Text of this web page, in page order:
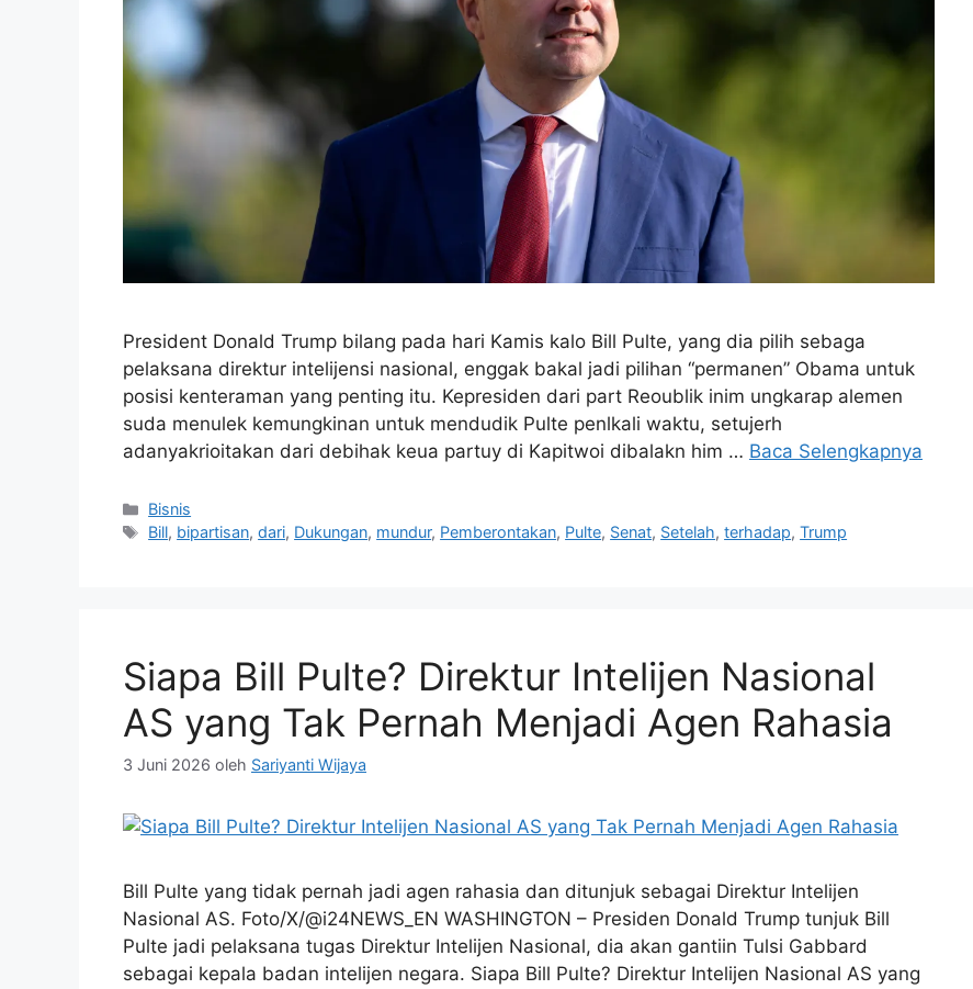
President Donald Trump bilang pada hari Kamis kalo Bill Pulte, yang dia pilih sebaga
pelaksana direktur intelijensi nasional, enggak bakal jadi pilihan “permanen” Obama untuk
posisi kenteraman yang penting itu. Kepresiden dari part Reoublik inim ungkarap alemen
suda menulek kemungkinan untuk mendudik Pulte penlkali waktu, setujerh
adanyakrioitakan dari debihak keua partuy di Kapitwoi dibalakn him … Baca Selengkapnya
Kategori
Bisnis
Tag
Bill, bipartisan,dari, Dukungan, mundur, Pemberontakan, Pulte, Senat, Setelah,terhadap,Trump
Siapa Bill Pulte? Direktur Intelijen Nasional
AS yang Tak Pernah Menjadi Agen Rahasia
3 Juni 2026 oleh Sariyanti Wijaya
Bill Pulte yang tidak pernah jadi agen rahasia dan ditunjuk sebagai Direktur Intelijen
Nasional AS. Foto/X/@i24NEWS_EN WASHINGTON – Presiden Donald Trump tunjuk Bill
Pulte jadi pelaksana tugas Direktur Intelijen Nasional, dia akan gantiin Tulsi Gabbard
sebagai kepala badan intelijen negara. Siapa Bill Pulte? Direktur Intelijen Nasional AS yang